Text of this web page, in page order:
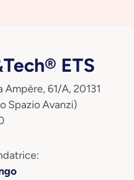
ETS
Ampère, 61/A, 20131
Spazio Avanzi)